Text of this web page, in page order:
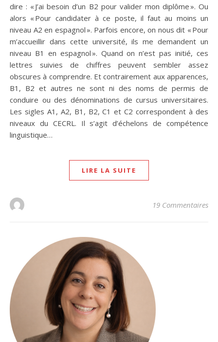
dire : « J’ai besoin d’un B2 pour valider mon diplôme ». Ou
alors « Pour candidater à ce poste, il faut au moins un
niveau A2 en espagnol ». Parfois encore, on nous dit « Pour
m’accueillir dans cette université, ils me demandent un
niveau B1 en espagnol ». Quand on n’est pas initié, ces
lettres suivies de chiffres peuvent sembler assez
obscures à comprendre. Et contrairement aux apparences,
B1, B2 et autres ne sont ni des noms de permis de
conduire ou des dénominations de cursus universitaires.
Les sigles A1, A2, B1, B2, C1 et C2 correspondent à des
niveaux du CECRL. Il s’agit d’échelons de compétence
linguistique…
LIRE LA SUITE
19 Commentaires